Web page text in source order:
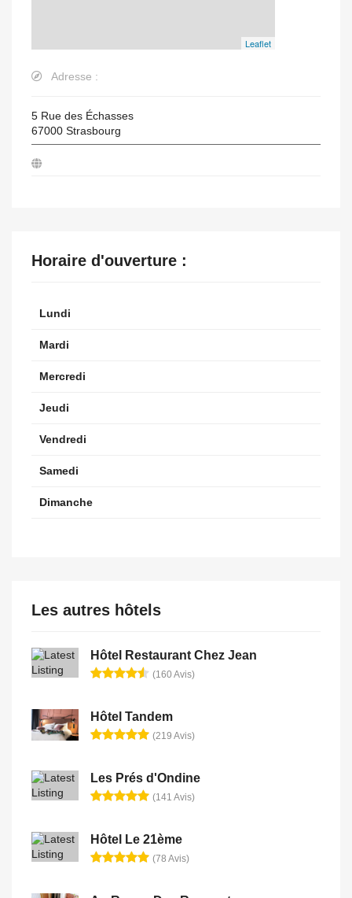
Leaflet
Adresse :
5 Rue des Échasses
67000 Strasbourg
Horaire d'ouverture :
Lundi
Mardi
Mercredi
Jeudi
Vendredi
Samedi
Dimanche
Les autres hôtels
Hôtel Restaurant Chez Jean
(160 Avis)
Hôtel Tandem
(219 Avis)
Les Prés d'Ondine
(141 Avis)
Hôtel Le 21ème
(78 Avis)